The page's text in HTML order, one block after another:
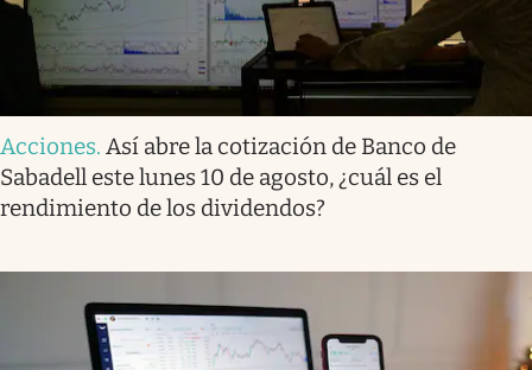
Acciones. Así abre la cotización de Banco de
Sabadell este lunes 10 de agosto, ¿cuál es el
rendimiento de los dividendos?